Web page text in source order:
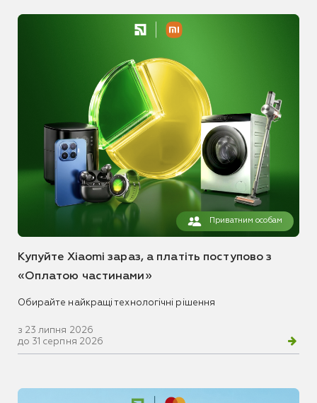
Приватним особам
Купуйте Xiaomi зараз, а платіть поступово з
«Оплатою частинами»
Обирайте найкращі технологічні рішення
з 23 липня 2026
до 31 серпня 2026